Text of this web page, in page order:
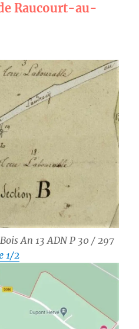
Raucourt-au-
An 13 ADN P 30 / 297
1/2